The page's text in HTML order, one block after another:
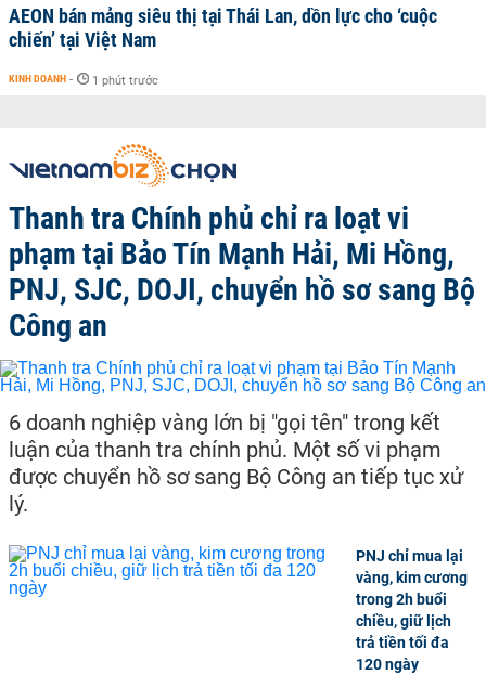
AEON bán mảng siêu thị tại Thái Lan, dồn lực cho ‘cuộc
chiến’ tại Việt Nam
KINH DOANH - 1 phút trước
Thanh tra Chính phủ chỉ ra loạt vi
phạm tại Bảo Tín Mạnh Hải, Mi Hồng,
PNJ, SJC, DOJI, chuyển hồ sơ sang Bộ
Công an
6 doanh nghiệp vàng lớn bị "gọi tên" trong kết
luận của thanh tra chính phủ. Một số vi phạm
được chuyển hồ sơ sang Bộ Công an tiếp tục xử
lý.
PNJ chỉ mua lại
vàng, kim cương
trong 2h buổi
chiều, giữ lịch
trả tiền tối đa
120 ngày